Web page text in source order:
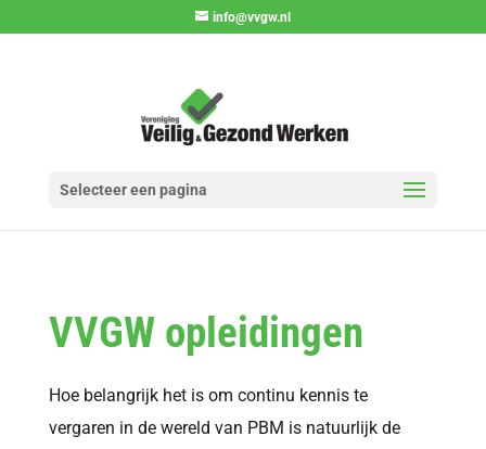
info@vvgw.nl
Selecteer een pagina
VVGW opleidingen
Hoe belangrijk het is om continu kennis te
vergaren in de wereld van PBM is natuurlijk de